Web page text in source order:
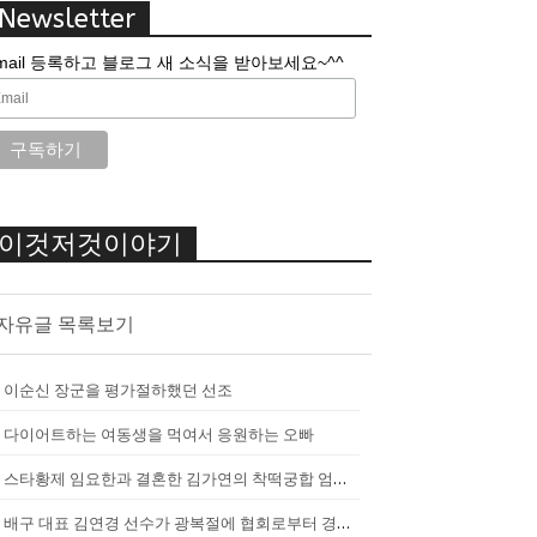
등록하고 블로그 새 소식을 받아보세요~^^
것저것이야기
유글 목록보기
이순신 장군을 평가절하했던 선조
다이어트하는 여동생을 먹여서 응원하는 오빠
스타황제 임요한과 결혼한 김가연의 착떡궁합 엄마 내조
배구 대표 김연경 선수가 광복절에 협회로부터 경고를 받았던 이유